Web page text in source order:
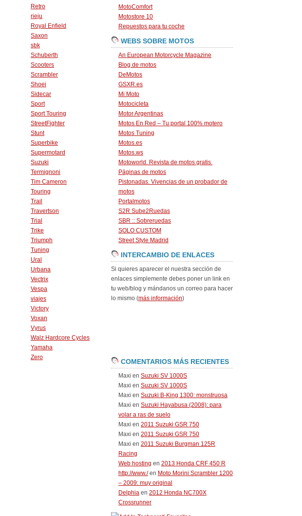
Retro
rieju
Royal Enfield
Saxon
sbk
Schuberth
Scooters
Scrambler
Shoei
Sidecar
Sport
Sport Touring
StreetFighter
Stunt
Superbike
Supermotard
Suzuki
Termignoni
Tim Cameron
Touring
Trail
Travertson
Trial
Trike
Triumph
Tuning
Ural
Urbana
Vectrix
Vespa
viajes
Victory
Voxan
Vyrus
Walz Hardcore Cycles
Yamaha
Zero
MotoComfort
Motostore 10
Repuestos para tu coche
WEBS SOBRE MOTOS
An European Motorcycle Magazine
Blog de motos
DeMotos
GSXR.es
Mi Moto
Motocicleta
Motor Argentinas
Motos En Red – Tu portal 100% motero
Motos Tuning
Motos.es
Motos.ws
Motoworld. Revista de motos gratis.
Páginas de motos
Pistonadas. Vivencias de un probador de
motos
Portalmotos
S2R Sube2Ruedas
SBR :: Sobreruedas
SOLO CUSTOM
Street Style Madrid
INTERCAMBIO DE ENLACES
Si quieres aparecer el nuestra sección de
enlaces simplemente debes poner un link en
tu web/blog y mándanos un correo para hacer
lo mismo (más información)
COMENTARIOS MÁS RECIENTES
Maxi en Suzuki SV 1000S
Maxi en Suzuki SV 1000S
Maxi en Suzuki B-King 1300: monstruosa
Maxi en Suzuki Hayabusa (2008): para
volar a ras de suelo
Maxi en 2011 Suzuki GSR 750
Maxi en 2011 Suzuki GSR 750
Maxi en 2011 Suzuki Burgman 125R
Racing
Web hosting en 2013 Honda CRF 450 R
http://www./en Moto Morini Scrambler 1200
– 2009: muy original
Delphia en 2012 Honda NC700X
Crossrunner